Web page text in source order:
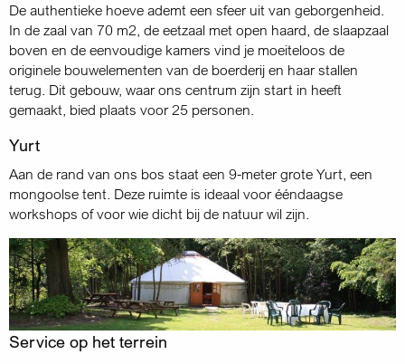
De authentieke hoeve ademt een sfeer uit van geborgenheid.
In de zaal van 70 m2, de eetzaal met open haard, de slaapzaal
boven en de eenvoudige kamers vind je moeiteloos de
originele bouwelementen van de boerderij en haar stallen
terug. Dit gebouw, waar ons centrum zijn start in heeft
gemaakt, bied plaats voor 25 personen.
Yurt
Aan de rand van ons bos staat een 9-meter grote Yurt, een
mongoolse tent. Deze ruimte is ideaal voor ééndaagse
workshops of voor wie dicht bij de natuur wil zijn.
Service op het terrein